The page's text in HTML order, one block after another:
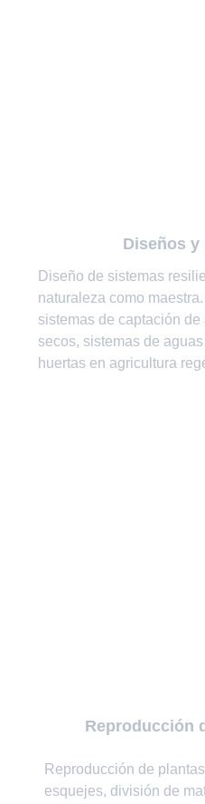
Diseños y
Diseño de sistemas
naturaleza como
sistemas de captación
secos, sistemas de
huertas en agricultura
Reproducción
Reproducción de
esquejes, división de